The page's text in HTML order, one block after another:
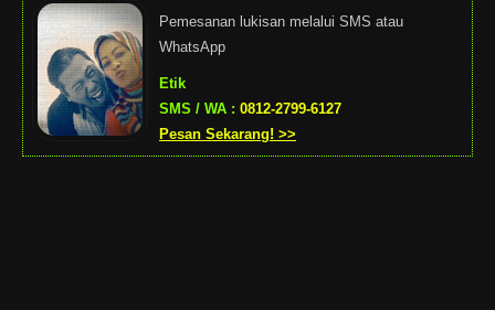
Pemesanan lukisan melalui SMS atau
WhatsApp
Etik
SMS / WA : 0812-2799-6127
Pesan Sekarang! >>